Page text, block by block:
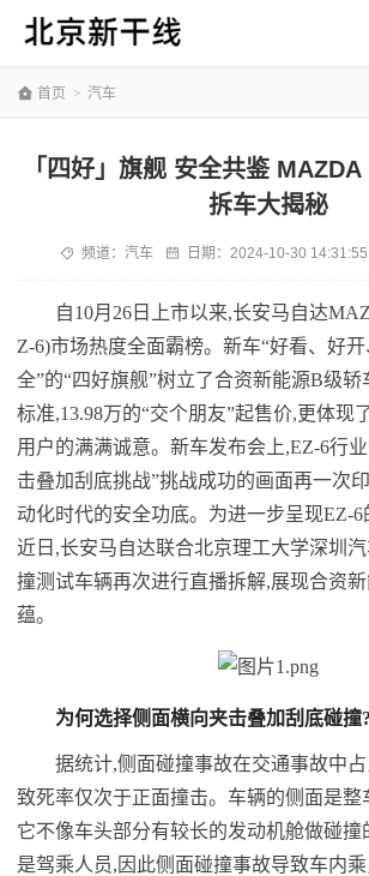
首页 > 汽车
「四好」旗舰 安全共鉴
拆车大揭秘
频道： 汽车 日期： 2024-10-30 14:31:55
自10月26日上市以来,长安马自达
Z-6)市场热度全面霸榜。新车“好看、好
全”的“四好旗舰”树立了合资新能源B级
标准,13.98万的“交个朋友”起售价,更体现
用户的满满诚意。新车发布会上,EZ-6行
击叠加刮底挑战”挑战成功的画面再一次
动化时代的安全功底。为进一步呈现EZ-6
近日,长安马自达联合北京理工大学深圳
撞测试车辆再次进行直播拆解,展现合资
蕴。
为何选择侧面横向夹击叠加刮 底碰撞?
据统计,侧面碰撞事故在交通事故中
致死率仅次于正面撞击。车辆的侧面是整
它不像车头部分有较长的发动机舱做碰撞
是驾乘人员,因此侧面碰撞事故导致车内